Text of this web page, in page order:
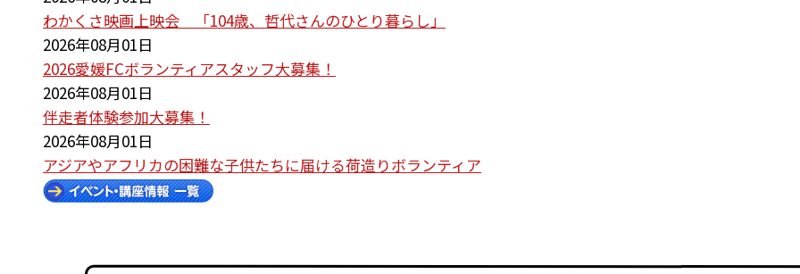
わかくさ映画上映会 「104歳、哲代さんのひとり暮らし」
2026年08月01日
2026愛媛FCボランティアスタッフ大募集！
2026年08月01日
伴走者体験参加大募集！
2026年08月01日
アジアやアフリカの困難な子供たちに届ける荷造りボランティア